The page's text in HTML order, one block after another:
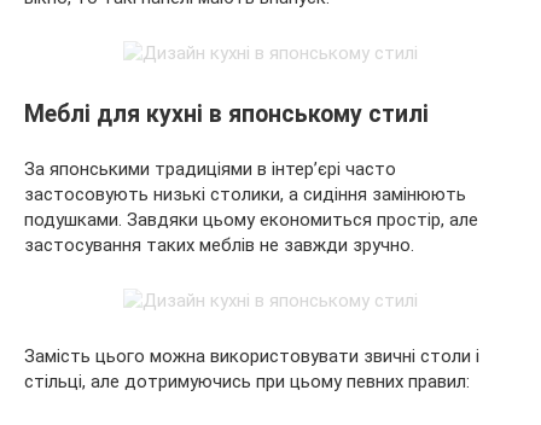
Меблі для кухні в японському стилі
За японськими традиціями в інтер’єрі часто
застосовують низькі столики, а сидіння замінюють
подушками. Завдяки цьому економиться простір, але
застосування таких меблів не завжди зручно.
Замість цього можна використовувати звичні столи і
стільці, але дотримуючись при цьому певних правил: